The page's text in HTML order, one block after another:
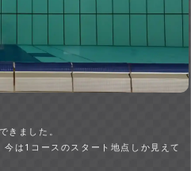
きました。
は1コースのスタート地点しか見えて